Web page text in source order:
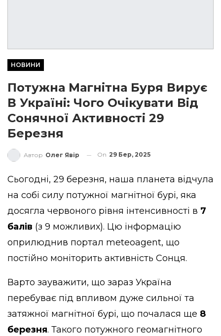
НОВИНИ
Потужна Магнітна Буря Вирує
В Україні: Чого Очікувати Від
Сонячної Активності 29
Березня
Автор Олег Явір On 29 Бер, 2025
Сьогодні, 29 березня, наша планета відчула
на собі силу потужної магнітної бурі, яка
досягла червоного рівня інтенсивності в 7
балів (з 9 можливих). Цю інформацію
оприлюднив портал meteoagent, що
постійно моніторить активність Сонця.
Варто зауважити, що зараз Україна
перебуває під впливом дуже сильної та
затяжної магнітної бурі, що почалася ще 8
березня. Такого потужного геомагнітного